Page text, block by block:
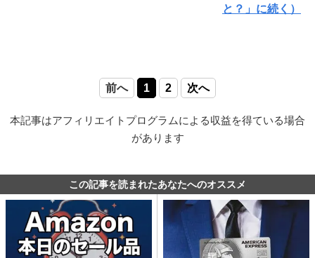
と？」に続く）
前へ 1 2 次へ
本記事はアフィリエイトプログラムによる収益を得ている場合
があります
この記事を読まれたあなたへのオススメ